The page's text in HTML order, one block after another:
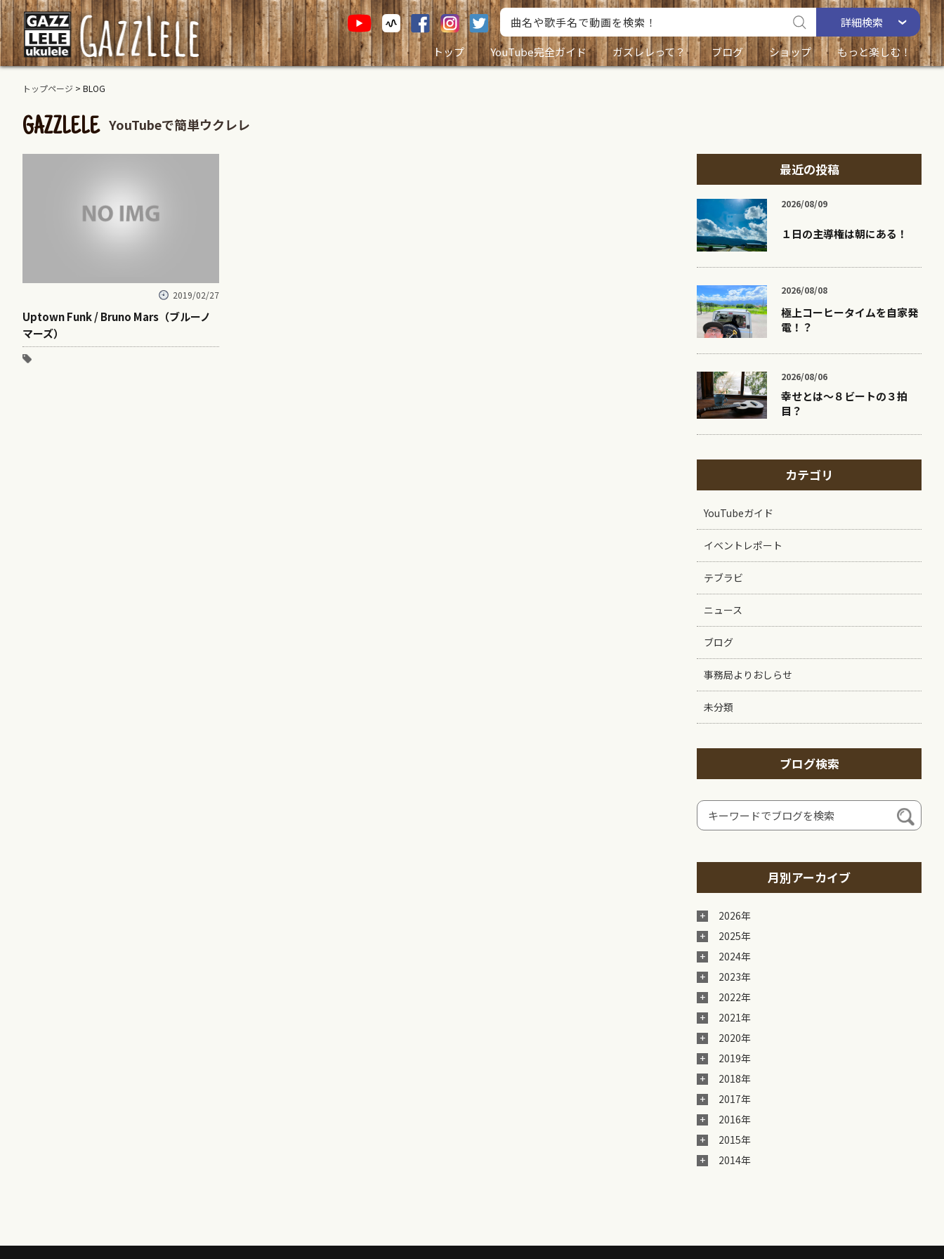
詳細検索
トップ
YouTube完全ガイド ガズレレって？ ブログ ショップ もっと楽しむ！
トップページ > BLOG
GAZZLELE YouTubeで簡単ウクレレ
2019/02/27
Uptown Funk / Bruno Mars（ブルーノ
マーズ）
最近の投稿
2026/08/09
１日の主導権は朝にある！
2026/08/08
極上コーヒータイムを自家発
電！？
2026/08/06
幸せとは〜８ビートの３拍
目？
カテゴリ
YouTubeガイド
イベントレポート
テブラビ
ニュース
ブログ
事務局よりおしらせ
未分類
ブログ検索
月別アーカイブ
2026年
2025年
2024年
2023年
2022年
2021年
2020年
2019年
2018年
2017年
2016年
2015年
2014年